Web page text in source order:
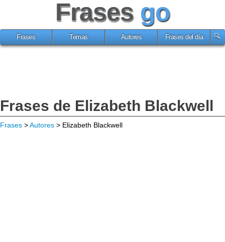
Frases go
Frases Temas Autores Frases del día
Frases de Elizabeth Blackwell
Frases >Autores > Elizabeth Blackwell